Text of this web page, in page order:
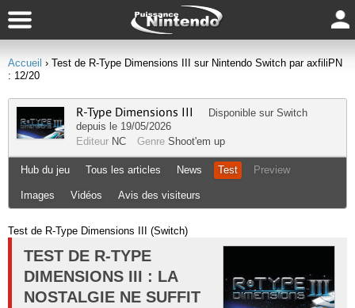
Accueil › Test de R-Type Dimensions III sur Nintendo Switch par axfiliPN
: 12/20
R-Type Dimensions III Disponible sur Switch
depuis le 19/05/2026
Editeur NC Genre Shoot'em up
Hub du jeu Tous les articles News Test Preview
Images Vidéos Avis des visiteurs
Test de R-Type Dimensions III (Switch)
TEST DE R-TYPE
DIMENSIONS III : LA
NOSTALGIE NE SUFFIT